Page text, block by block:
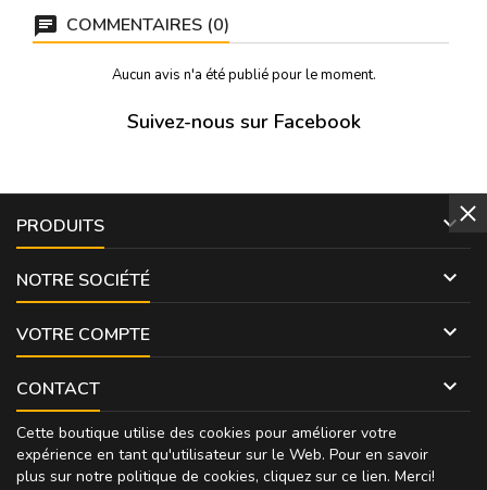
COMMENTAIRES (0)
Aucun avis n'a été publié pour le moment.
Suivez-nous sur Facebook
PRODUITS 
NOTRE SOCIÉTÉ 
VOTRE COMPTE 
CONTACT 
Cette boutique utilise des cookies pour améliorer votre
expérience en tant qu'utilisateur sur le Web. Pour en savoir
plus sur notre politique de cookies, cliquez sur ce lien. Merci!